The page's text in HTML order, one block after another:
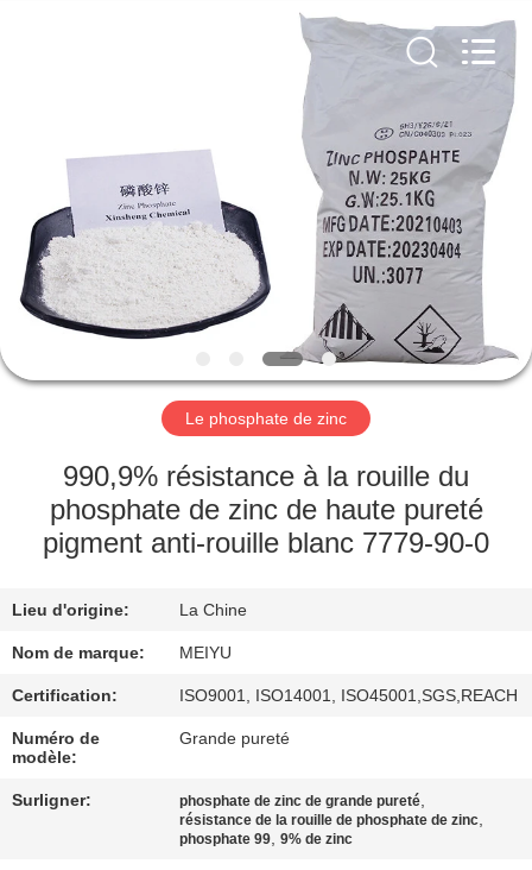
MAISON
PRODUITS
VIDÉOS
PROPOS
NOUS
VISITE
DE
L'USINE
CONTRÔLE
DE
Le phosphate de zinc
990,9% résistance à la rouille du
phosphate de zinc de haute pureté
pigment anti-rouille blanc 7779-90-0
Lieu d'origine: La Chine
Nom de marque: MEIYU
Certification: ISO9001, ISO14001, ISO45001,SGS,REACH
Numéro de
modèle:
Grande pureté
Surligner: phosphate de zinc de grande pureté,
résistance de la rouille de phosphate de zinc,
phosphate 99,9% de zinc